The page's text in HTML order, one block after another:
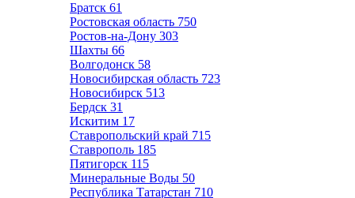
Братск 61
Ростовская область 750
Ростов-на-Дону 303
Шахты 66
Волгодонск 58
Новосибирская область 723
Новосибирск 513
Бердск 31
Искитим 17
Ставропольский край 715
Ставрополь 185
Пятигорск 115
Минеральные Воды 50
Республика Татарстан 710